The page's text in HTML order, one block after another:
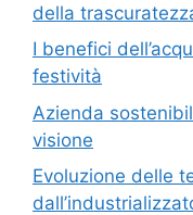
della
I benefici
festività
Azienda
visione
Evoluzione delle